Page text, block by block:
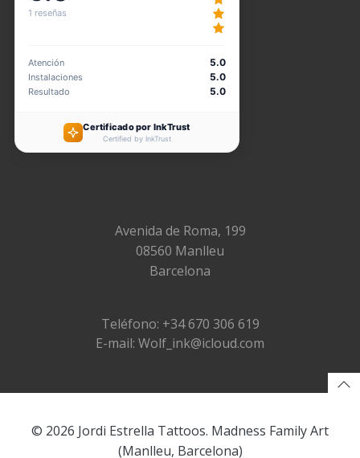
Avenida de Roma, 199
08560 Manlleu
Barcelona
Teléfono: +34 670 306 619
E-mail: Wolf_ink@icloud.com
© 2026 Jordi Estrella Tattoos. Madness Family Art
(Manlleu, Barcelona)